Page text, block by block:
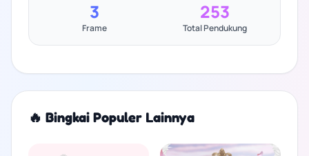
3
Frame
253
Total Pendukung
🔥 Bingkai Populer Lainnya